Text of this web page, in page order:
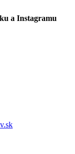
a Instagramu